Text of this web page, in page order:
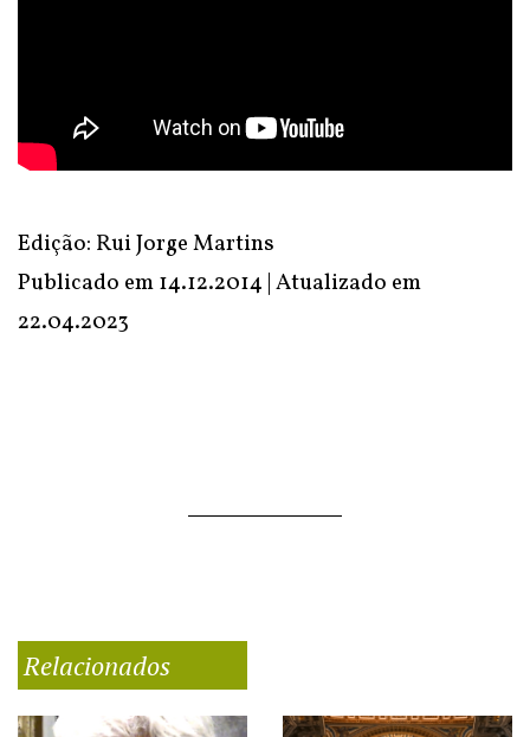
Edição: Rui Jorge Martins
Publicado em 14.12.2014 | Atualizado em
22.04.2023
Relacionados